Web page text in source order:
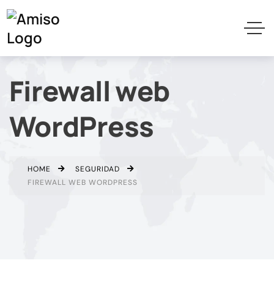
Firewall web
WordPress
HOME
SEGURIDAD
FIREWALL WEB WORDPRESS